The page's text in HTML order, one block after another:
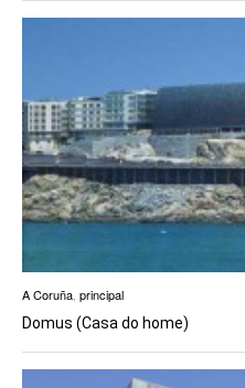
A Coruña principal
Domus (Casa do home)